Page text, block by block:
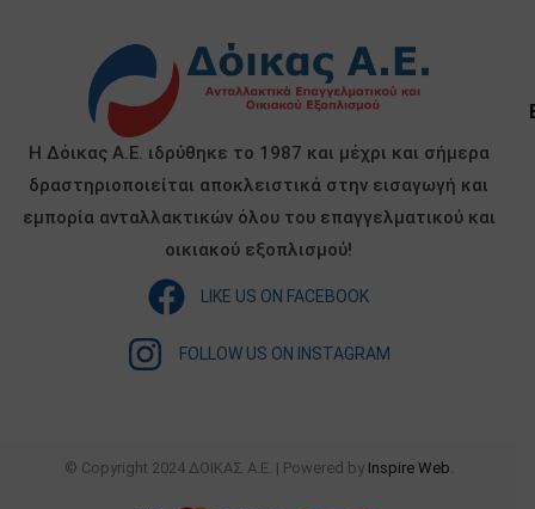
Η Δόικας Α.Ε. ιδρύθηκε το 1987 και μέχρι και σήμερα
δραστηριοποιείται αποκλειστικά στην εισαγωγή και
εμπορία ανταλλακτικών όλου του επαγγελματικού και
οικιακού εξοπλισμού!
LIKE US ON FACEBOOK
FOLLOW US ON INSTAGRAM
© Copyright 2024 ΔΟΙΚΑΣ Α.Ε. | Powered by Inspire Web.